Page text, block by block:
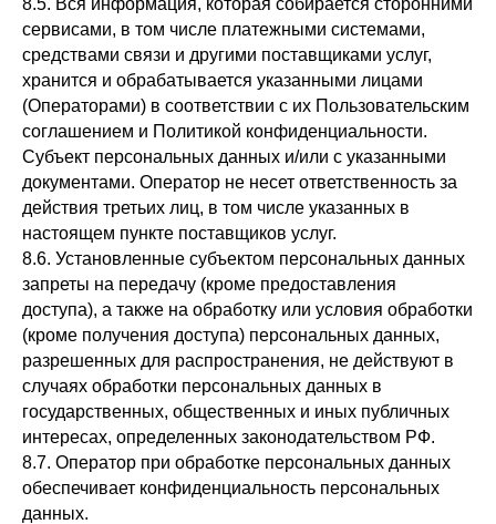
8.5. Вся информация, которая собирается сторонними
сервисами, в том числе платежными системами,
средствами связи и другими поставщиками услуг,
хранится и обрабатывается указанными лицами
(Операторами) в соответствии с их Пользовательским
соглашением и Политикой конфиденциальности.
Субъект персональных данных и/или с указанными
документами. Оператор не несет ответственность за
действия третьих лиц, в том числе указанных в
настоящем пункте поставщиков услуг.
8.6. Установленные субъектом персональных данных
запреты на передачу (кроме предоставления
доступа), а также на обработку или условия обработки
(кроме получения доступа) персональных данных,
разрешенных для распространения, не действуют в
случаях обработки персональных данных в
государственных, общественных и иных публичных
интересах, определенных законодательством РФ.
8.7. Оператор при обработке персональных данных
обеспечивает конфиденциальность персональных
данных.